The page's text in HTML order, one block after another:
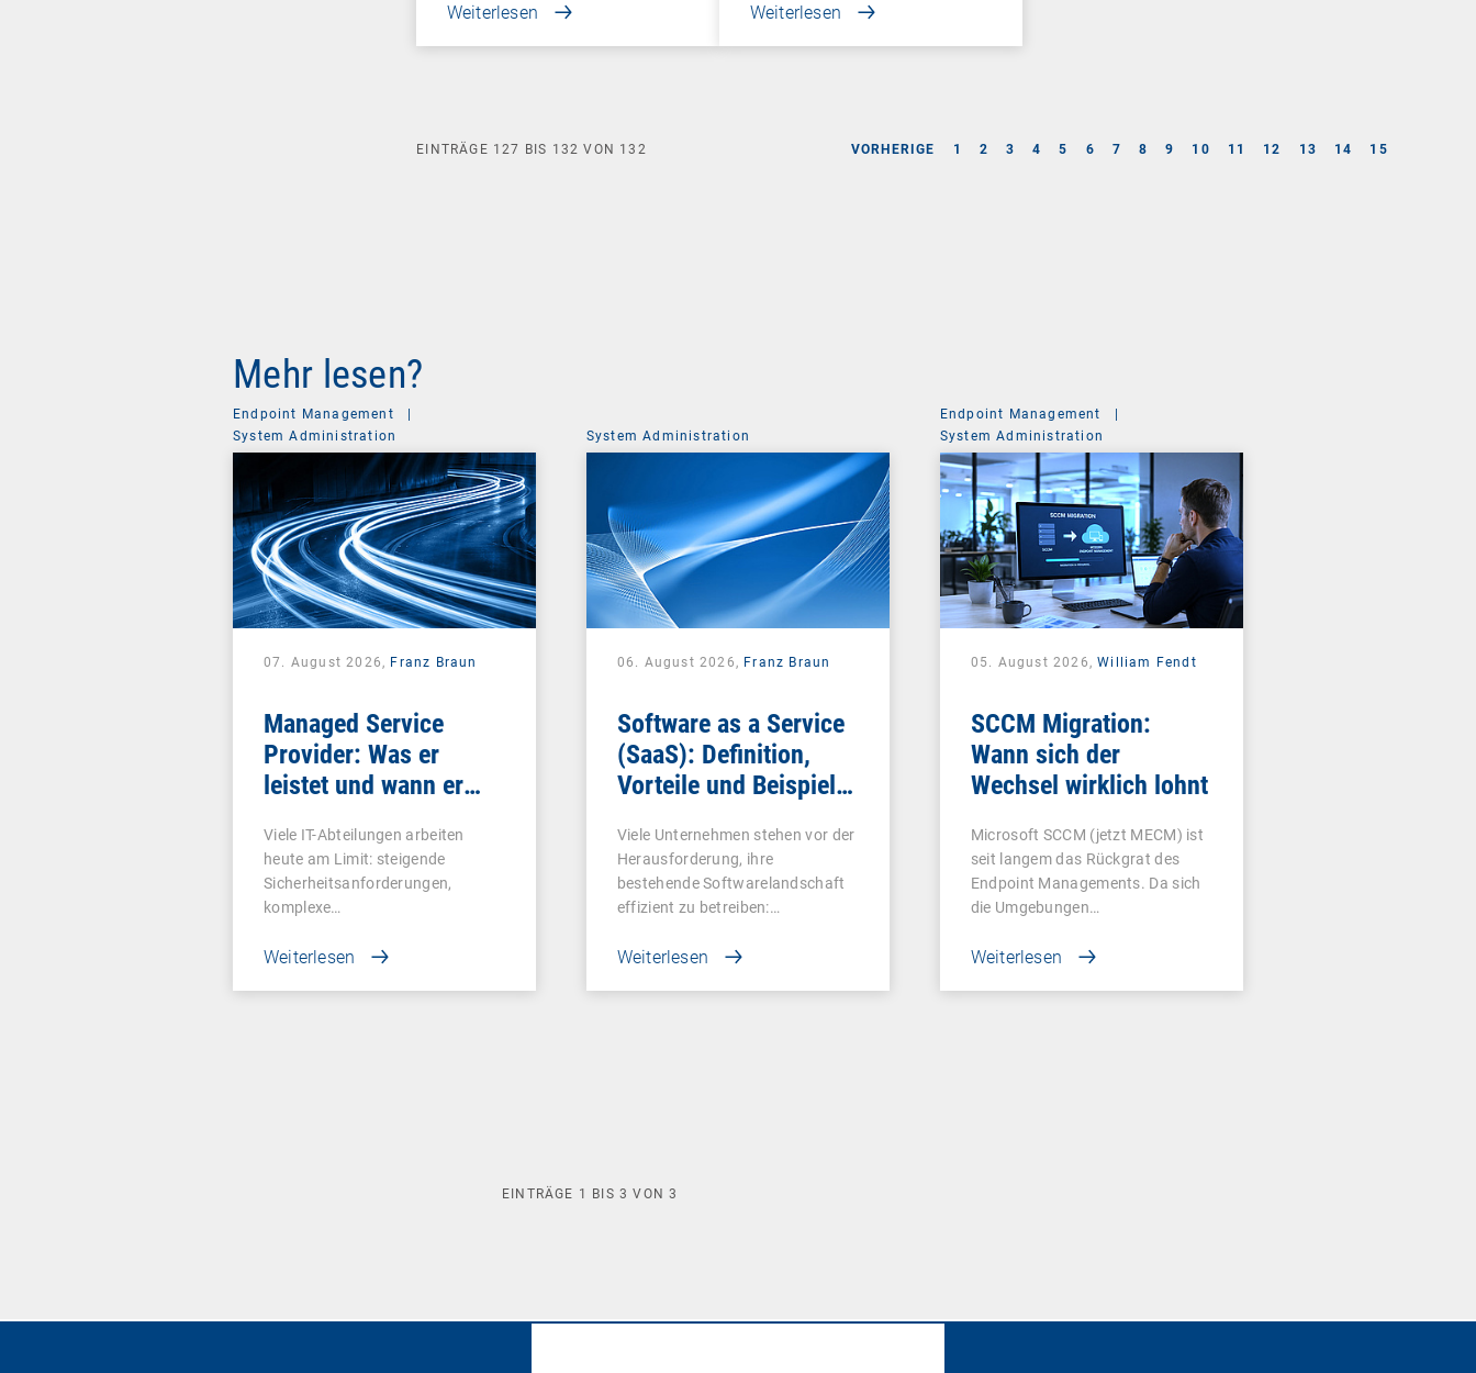
Weiterlesen Weiterlesen
VORHERIGE 1 2 3 4 5 6 7 8 9 10 11 12 13 14 15
EINTRÄGE 127 BIS 132 VON 132
Mehr lesen?
Endpoint Management
|
System Administration
07. August 2026, Franz Braun
Managed Service
Provider: Was er
leistet und wann er
Viele IT-Abteilungen arbeiten
heute am Limit: steigende
Sicherheitsanforderungen,
komplexe…
Weiterlesen
System Administration
06. August 2026, Franz Braun
Software as a Service
(SaaS): Definition,
Vorteile und Beispiele
Viele Unternehmen stehen vor der
Herausforderung, ihre
bestehende Softwarelandschaft
effizient zu betreiben:…
Weiterlesen
Endpoint Management
|
System Administration
05. August 2026,William Fendt
SCCM Migration:
Wann sich der
Wechsel wirklich lohnt
Microsoft SCCM (jetzt MECM) ist
seit langem das Rückgrat des
Endpoint Managements. Da sich
die Umgebungen…
Weiterlesen
EINTRÄGE 1 BIS3 VON3